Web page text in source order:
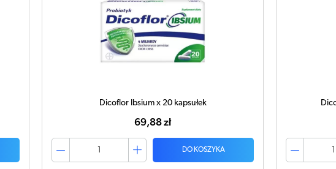
Dicoflor Junior proszek x 12 saszetek
34,97 zł
DO KOSZYKA